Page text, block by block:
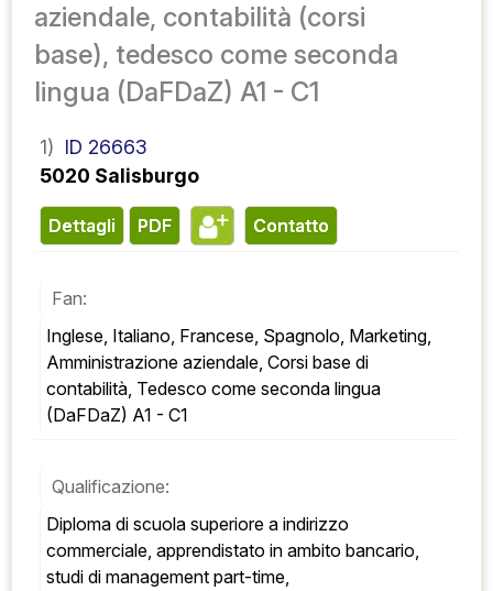
aziendale, contabilità (corsi
base), tedesco come seconda
lingua (DaFDaZ) A1 - C1
1) ID 26663
5020 Salisburgo
Dettagli PDF contatto
Fan:
Inglese, Italiano, Francese, Spagnolo, Marketing,
Amministrazione aziendale, Corsi base di
contabilità, Tedesco come seconda lingua
(DaFDaZ) A1 - C1
Qualificazione:
Diploma di scuola superiore a indirizzo
commerciale, apprendistato in ambito bancario,
studi di management part-time,